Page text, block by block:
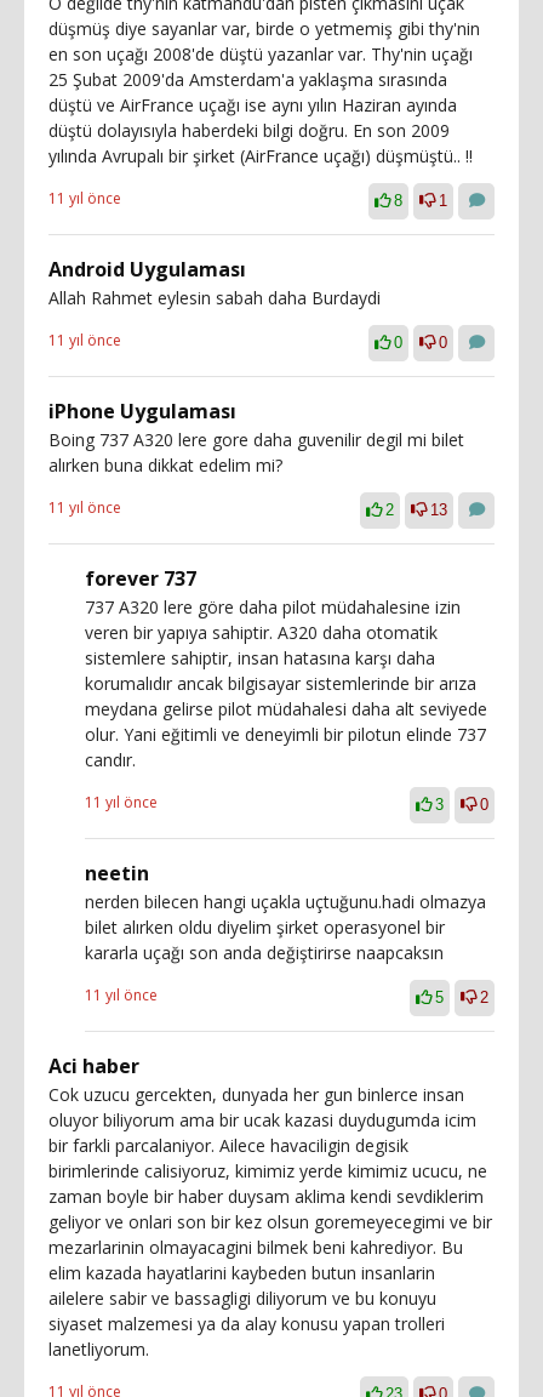
düşmüş diye sayanlar var, birde o yetmemiş gibi thy'nin
en son uçağı 2008'de düştü yazanlar var. Thy'nin uçağı
25 Şubat 2009'da Amsterdam'a yaklaşma sırasında
düştü ve AirFrance uçağı ise aynı yılın Haziran ayında
düştü dolayısıyla haberdeki bilgi doğru. En son 2009
yılında Avrupalı bir şirket (AirFrance uçağı) düşmüştü.. !!
11 yıl önce 8 1
Android Uygulaması
Allah Rahmet eylesin sabah daha Burdaydi
11 yıl önce 0 0
iPhone Uygulaması
Boing 737 A320 lere gore daha guvenilir degil mi bilet
alırken buna dikkat edelim mi?
11 yıl önce 2 13
forever 737
737 A320 lere göre daha pilot müdahalesine izin
veren bir yapıya sahiptir. A320 daha otomatik
sistemlere sahiptir, insan hatasına karşı daha
korumalıdır ancak bilgisayar sistemlerinde bir arıza
meydana gelirse pilot müdahalesi daha alt seviyede
olur. Yani eğitimli ve deneyimli bir pilotun elinde 737
candır.
11 yıl önce 3 0
neetin
nerden bilecen hangi uçakla uçtuğunu.hadi olmazya
bilet alırken oldu diyelim şirket operasyonel bir
kararla uçağı son anda değiştirirse naapcaksın
11 yıl önce 5 2
Aci haber
Cok uzucu gercekten, dunyada her gun binlerce insan
oluyor biliyorum ama bir ucak kazasi duydugumda icim
bir farkli parcalaniyor. Ailece havaciligin degisik
birimlerinde calisiyoruz, kimimiz yerde kimimiz ucucu, ne
zaman boyle bir haber duysam aklima kendi sevdiklerim
geliyor ve onlari son bir kez olsun goremeyecegimi ve bir
mezarlarinin olmayacagini bilmek beni kahrediyor. Bu
elim kazada hayatlarini kaybeden butun insanlarin
ailelere sabir ve bassagligi diliyorum ve bu konuyu
siyaset malzemesi ya da alay konusu yapan trolleri
lanetliyorum.
11 yıl önce